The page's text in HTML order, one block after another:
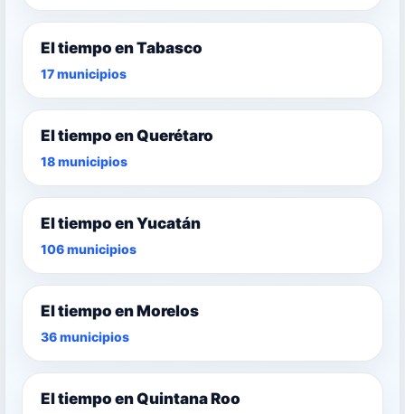
El tiempo en Tabasco
17 municipios
El tiempo en Querétaro
18 municipios
El tiempo en Yucatán
106 municipios
El tiempo en Morelos
36 municipios
El tiempo en Quintana Roo